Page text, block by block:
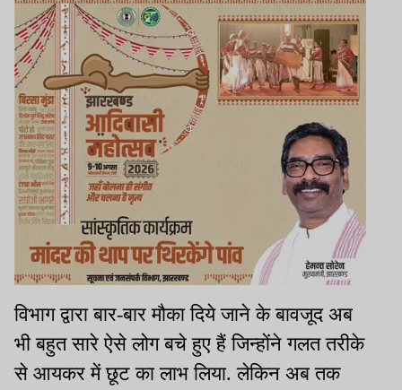
विभाग द्वारा बार-बार मौका दिये जाने के बावजूद अब
भी बहुत सारे ऐसे लोग बचे हुए हैं जिन्होंने गलत तरीके
से आयकर में छूट का लाभ लिया. लेकिन अब तक